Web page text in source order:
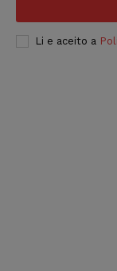
Li e aceito a